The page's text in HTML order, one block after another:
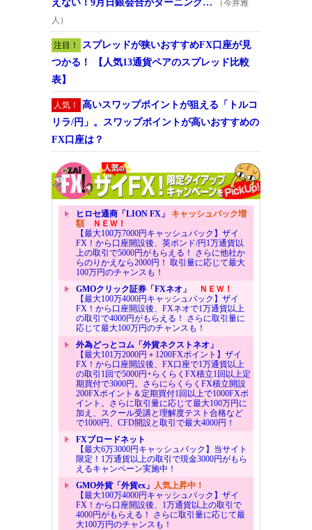
えない！9月日銀会合がターニング…
（今井雅
人）
注目！
スプレッドが狭いおすすめFX口座が見
つかる！ 【人気13通貨ペアのスプレッド比較
表】
人気！
高いスワップポイントが狙える「トルコ
リラ/円」。スワップポイントが高いおすすめの
FX口座は？
ヒロセ通商「LION FX」 キャッシュバック増
額ＮＥＷ！
【最大100万7000円キャッシュバック】ザイ
FX！から口座開設後、英ポンド/円1万通貨以
上の取引で5000円がもらえる！ さらに他社か
らのりかえなら2000円！ 取引量に応じて最大
100万円のチャンスも！
GMOクリック証券「FXネオ」
ＮＥＷ！
【最大100万4000円キャッシュバック】ザイ
FX！から口座開設後、FXネオで1万通貨以上
の取引で4000円がもらえる！ さらに取引量に
応じて最大100万円のチャンスも！
外為どっとコム「外貨ネクストネオ」
【最大101万2000円＋1200FXポイント】ザイ
FX！から口座開設後、FX口座で1万通貨以上
の取引1回で5000円+らくらくFX積立1回以上定
期買付で3000円。さらにらくらくFX積立開設
200FXポイント＆定期買付1回以上で1000FXポ
イント。さらに取引量に応じて最大100万円に
加え、スクール受講と理解度テスト合格など
で1000円、CFD開設と取引で最大4000円！
FXブロードネット
【最大6万3000円キャッシュバック】当サイト
限定！1万通貨以上の取引で現金3000円がもら
えるキャンペーン実施中！
GMO外貨「外貨ex」 人気上昇中！
【最大100万4000円キャッシュバック】ザイ
FX！から口座開設後、1万通貨以上の取引で
4000円がもらえる！ さらに取引量に応じて最
大100万円のチャンスも！